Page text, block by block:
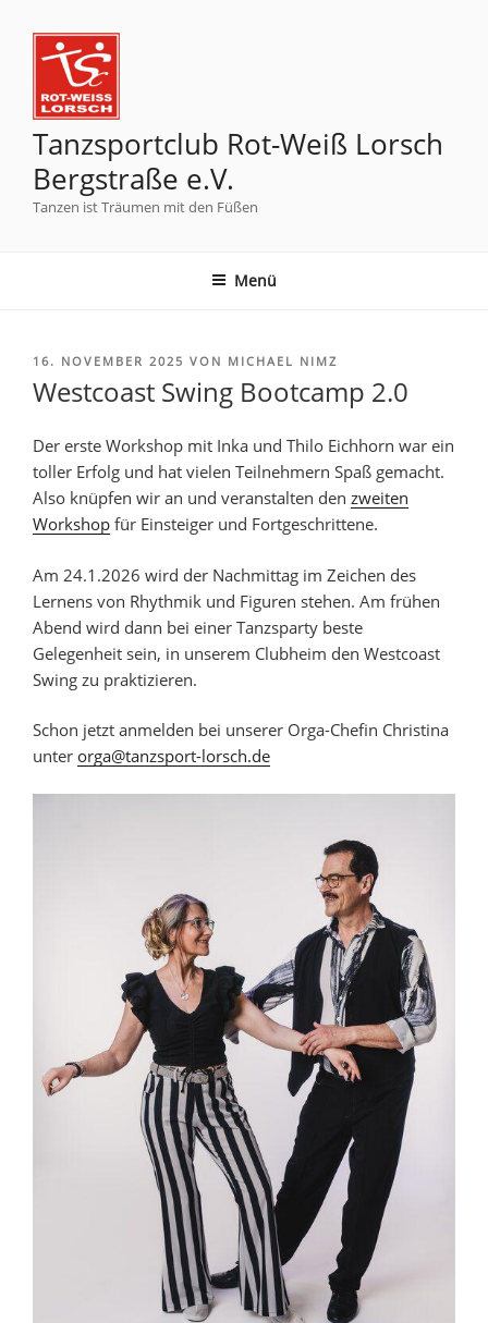
Tanzsportclub Rot-Weiß Lorsch
Bergstraße e.V.
Tanzen ist Träumen mit den Füßen
Menü
16. NOVEMBER 2025 VON MICHAEL NIMZ
Westcoast Swing Bootcamp 2.0
Der erste Workshop mit Inka und Thilo Eichhorn war ein
toller Erfolg und hat vielen Teilnehmern Spaß gemacht.
Also knüpfen wir an und veranstalten den zweiten
Workshop für Einsteiger und Fortgeschrittene.
Am 24.1.2026 wird der Nachmittag im Zeichen des
Lernens von Rhythmik und Figuren stehen. Am frühen
Abend wird dann bei einer Tanzsparty beste
Gelegenheit sein, in unserem Clubheim den Westcoast
Swing zu praktizieren.
Schon jetzt anmelden bei unserer Orga-Chefin Christina
unter orga@tanzsport-lorsch.de